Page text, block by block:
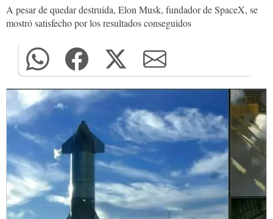
A pesar de quedar destruida, Elon Musk, fundador de SpaceX, se
mostró satisfecho por los resultados conseguidos